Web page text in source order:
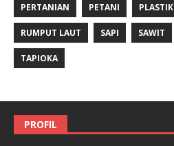
PERTANIAN PETANI PLASTIK
RUMPUT LAUT SAPI SAWIT
TAPIOKA
PROFIL